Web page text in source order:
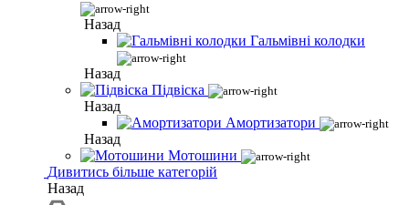
Назад
Гальмівні колодки
Назад
Підвіска
Назад
Амортизатори
Назад
Мотошини
Дивитись більше категорій
Назад